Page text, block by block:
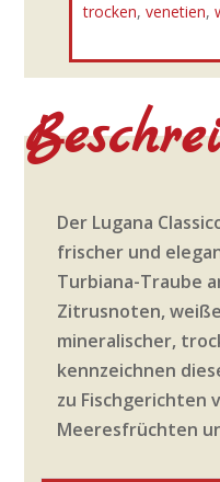
trocken, venetien,
Der Lugana
frischer und
Turbiana-Traube
Zitrusnoten,
mineralischer,
kennzeichnen
zu Fischgerichten
Meeresfrüchten